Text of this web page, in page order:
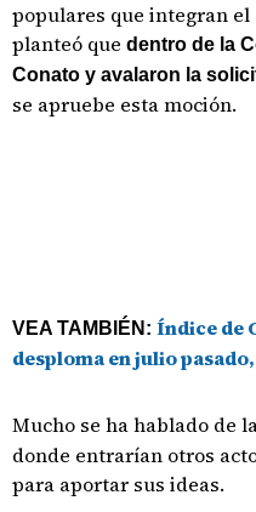
populares que integran el
planteó que dentro de la
Conato y avalaron la
se apruebe esta moción.
VEA TAMBIÉN: Índice de
desploma en julio
Mucho se ha hablado de
donde entrarían otros
para aportar sus ideas.